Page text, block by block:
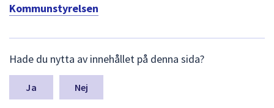
Kommunstyrelsen
ä
m
a
Hade du nytta av innehållet på denna sida?
Nej